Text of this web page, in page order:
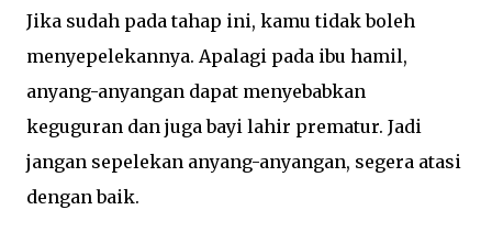
Jika sudah pada tahap ini, kamu tidak boleh
menyepelekannya. Apalagi pada ibu hamil,
anyang-anyangan dapat menyebabkan
keguguran dan juga bayi lahir prematur. Jadi
jangan sepelekan anyang-anyangan, segera atasi
dengan baik.